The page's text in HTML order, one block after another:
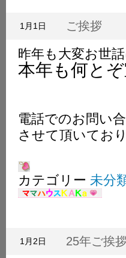
ご挨拶
1月1日
昨年も大変お世
本年も何と
＊＊
電話でのお問い
させて頂いており
カテゴリー 未分
25年ご挨拶
1月2日